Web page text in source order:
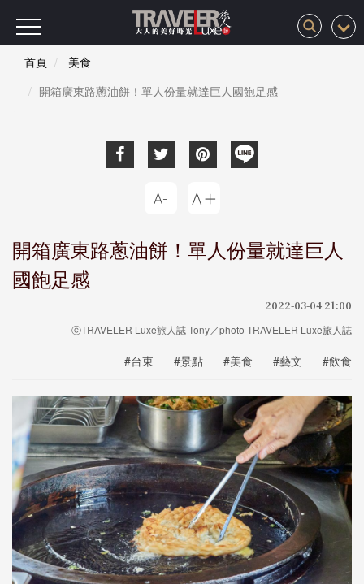
首頁
美食
開箱廣東路蔥油餅！單人份量就達巨人國飽足感
開箱廣東路蔥油餅！單人份量就達巨人
國飽足感
2022-03-04 21:00
ⓒTRAVELER Luxe旅人誌 Tony／photo TRAVELER Luxe旅人誌
#台東 #景點 #美食 #藝文 #飲食